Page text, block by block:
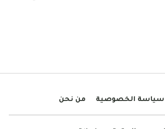
سياسة الخصوصية من نحن